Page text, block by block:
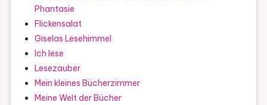
Phantasie
Flickensalat
Giselas Lesehimmel
Ich lese
Lesezauber
Mein kleines Bücherzimmer
Meine Welt der Bücher